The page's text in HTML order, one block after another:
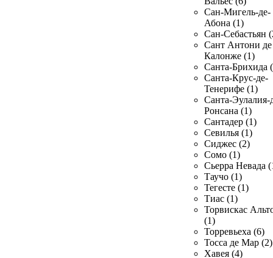
Сан-Мигель-де-
Абона (1)
Сан-Себастьян
Сант Антони де
Калонже (1)
Санта-Брихида
Санта-Крус-де-
Тенерифе (1)
Санта-Эулалия-
Ронсана (1)
Сантадер (1)
Севилья (1)
Сиджес (2)
Сомо (1)
Сьерра Невада
Таучо (1)
Тегесте (1)
Тиас (1)
Торвискас
(1)
Торревьеха (6)
Тосса де Мар (2)
Хавея (4)